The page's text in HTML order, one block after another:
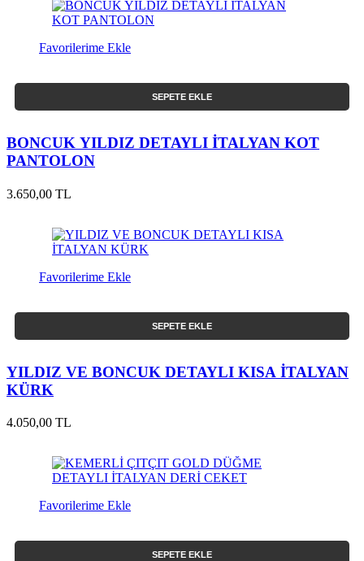
Favorilerime Ekle
SEPETE EKLE
BONCUK YILDIZ DETAYLI İTALYAN KOT
PANTOLON
3.650,00 TL
Favorilerime Ekle
SEPETE EKLE
YILDIZ VE BONCUK DETAYLI KISA İTALYAN
KÜRK
4.050,00 TL
Favorilerime Ekle
SEPETE EKLE